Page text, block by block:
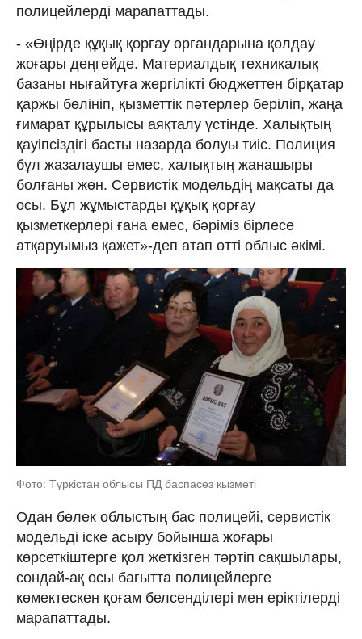
полицейлерді марапаттады.
- «Өңірде құқық қорғау органдарына қолдау
жоғары деңгейде. Материалдық техникалық
базаны нығайтуға жергілікті бюджеттен бірқатар
қаржы бөлініп, қызметтік пәтерлер беріліп, жаңа
ғимарат құрылысы аяқталу үстінде. Халықтың
қауіпсіздігі басты назарда болуы тиіс. Полиция
бұл жазалаушы емес, халықтың жанашыры
болғаны жөн. Сервистік модельдің мақсаты да
осы. Бұл жұмыстарды құқық қорғау
қызметкерлері ғана емес, бәріміз бірлесе
атқаруымыз қажет»-деп атап өтті облыс әкімі.
Фото: Түркістан облысы ПД баспасөз қызметі
Одан бөлек облыстың бас полицейі, сервистік
модельді іске асыру бойынша жоғары
көрсеткіштерге қол жеткізген тәртіп сақшылары,
сондай-ақ осы бағытта полицейлерге
көмектескен қоғам белсенділері мен еріктілерді
марапаттады.